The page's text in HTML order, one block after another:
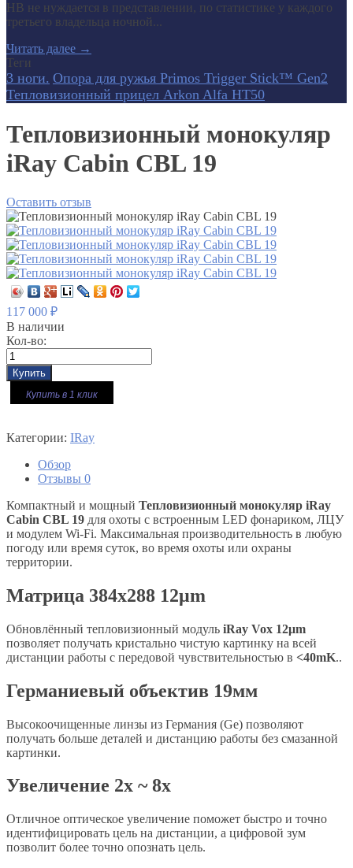
НВ не нуждается в представлении, по статистике у каждого
третьего владельца ночной...
Читать далее →
Теги
3 ноги. Опора для ружья Primos Trigger Stick™ Gen2
Тепловизионный прицел Arkon Alfa HT50
Тепловизионный монокуляр
iRay Cabin CBL 19
Оставить отзыв
117 000 ₽
В наличии
Кол-во:
Купить в 1 клик
Категории: IRay
Обзор
Отзывы 0
Компактный и мощный Тепловизионный монокуляр iRay
Cabin CBL 19 для охоты с встроенным LED фонариком, ЛЦУ
и модулем Wi-Fi. Максимальная производительность в любую
погоду или время суток, во время охоты или охраны
территории.
Матрица 384x288 12μm
Обновлённый тепловизионный модуль iRay Vox 12μm
позволяет получать кристально чистую картинку на всей
дистанции работы с передовой чувствительностью в <40mK..
Германиевый объектив 19мм
Высокоочищенные линзы из Германия (Ge) позволяют
получать больше деталей и дистанцию работы без смазанной
картинки.
Увеличение 2x ~ 8x
Отличное оптическое увеличение поможет быстро и точно
идентифицировать цель на дистанции, а цифровой зум
позволит более точно опознать цель.